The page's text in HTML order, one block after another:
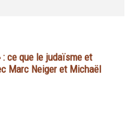
ce que le judaïsme et
Marc Neiger et Michaël